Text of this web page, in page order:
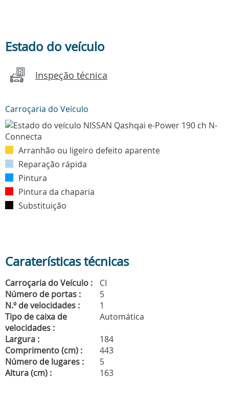
Estado do veículo
Inspeção técnica
Carroçaria do Veículo
Arranhão ou ligeiro defeito aparente
Reparação rápida
Pintura
Pintura da chaparia
Substituição
Caraterísticas técnicas
Carroçaria do Veículo :
CI
Número de portas :
5
N.º de velocidades :
1
Tipo de caixa de
velocidades :
Automática
Largura :
184
Comprimento (cm) :
443
Número de lugares :
5
Altura (cm) :
163